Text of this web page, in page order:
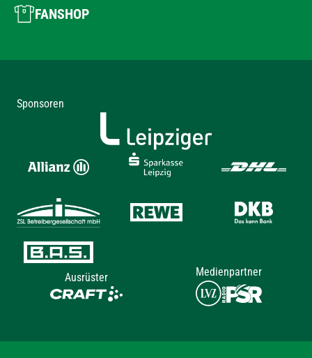
FANSHOP
Sponsoren
Ausrüster Medienpartner